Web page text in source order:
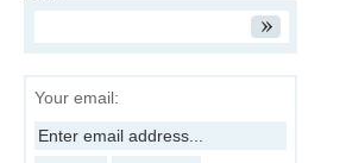
Your email: